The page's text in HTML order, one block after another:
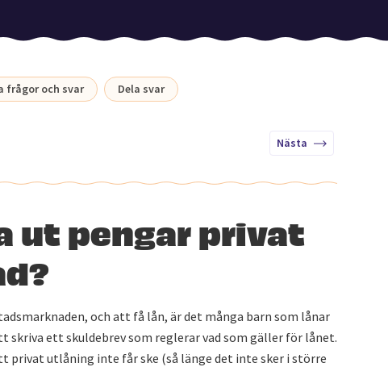
frågor och svar Dela svar
Nästa
ut pengar privat
och att få lån, är det många barn som lånar
skriva ett skuldebrev som reglerar vad som gäller för lånet.
privat utlåning inte får ske (så länge det inte sker i större